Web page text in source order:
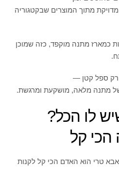
מתוך המוצרים שבקטגוריה
כמארז מתנה מוקפד, כזה שמוכן
ספל קטן —
מתנה מלאה, מושקעת ומרגשת.
לו הכל?
הכי קל
טרי הוא האדם הכי קל לקנות